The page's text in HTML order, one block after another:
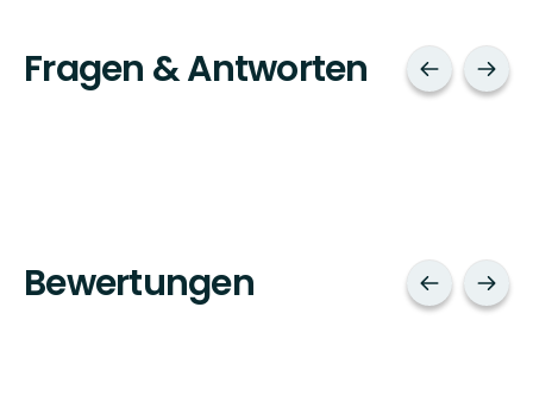
Fragen & Antworten
Bewertungen